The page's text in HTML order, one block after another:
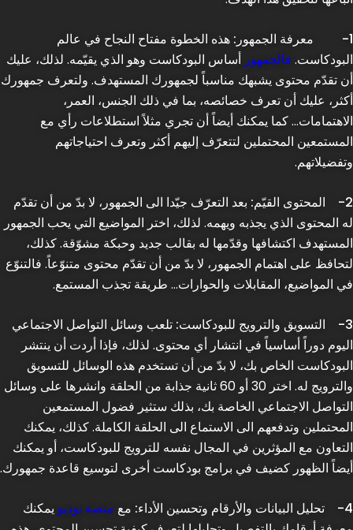
1- معرفة الجمهور: هذه الخطوة مفتاح النجاح في عالم
البودكاست. فالجمهور أساس البودكاست وهو الذي يقيّمه. لذلك، عليك
أن تقدّم محتوى يشبهك مناسباً لجمهورك المستهدف. ولتعرف جمهورك
أكثر، عليك أن تعرف خصائصه، بما في ذلك الجنس، العمر،
الاهتمامات… كما يمكنك أيضاً أن تجري مثلاً استطلاعات رأي مع
المستمعين المحتملين لتتعرّف إليهم أكثر وتعرف احتياجاتهم
وتفضيلاتهم.
2- المحتوى القيّم: بعد التعرّف جيّدا الى الجمهور، لا بدّ من أن تقدّم
له المحتوى الذي يجذبه ويهمه. لذلك، اختر المواضيع التي يحب الجمهور
المستهدف اكتشافها وقدّمها له بقالب جديد وحبكة مشوّقة. كذلك،
لتحافظ على اهتمام الجمهور، لا بدّ من أن تقدّم محتوى متنوّعاً. فالتنوّع
في المواضيع، المقابلات والحوارات… طريقة تجذب المستمع.
3- التسويق والترويج للبودكاست: تلعب وسائل التواصل الاجتماعي
اليوم دوراً أساسياً في انتشار أي محتوى. لذلك، فإذا أردت أن ينتشر
البودكاست الخاص بك، لا بدّ من أن تستخدم هذه الوسائل للتسويق
والترويج له. اختر 30 أو 60 ثانية جذابة من الحلقة وانشرها على وسائل
التواصل الاجتماعي الخاصة بك، بذلك ستثير فضول المستمعين
المحتملين وتدفعهم الى الاستماع الى الحلقة الكاملة. كذلك، يمكنك
التعاون مع المؤثرين في المجال نفسه للترويج للبودكاست، أو يمكنك
أيضاً الظهور كضيف في برامج بودكاست أخرى لتوسيع قاعدة جمهورك.
4- تحليل البيانات والأرقام وتحسين الأداء: مع منصة بوديو يمكنك